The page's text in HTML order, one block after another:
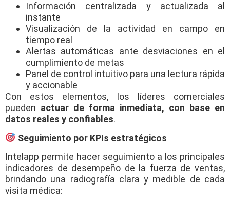
Información centralizada y actualizada al
instante
Visualización de la actividad en campo en
tiempo real
Alertas automáticas ante desviaciones en el
cumplimiento de metas
Panel de control intuitivo para una lectura rápida
y accionable
Con estos elementos, los líderes comerciales
pueden actuar de forma inmediata, con base en
datos reales y confiables.
Seguimiento por KPIs estratégicos
Intelapp permite hacer seguimiento a los principales
indicadores de desempeño de la fuerza de ventas,
brindando una radiografía clara y medible de cada
visita médica: